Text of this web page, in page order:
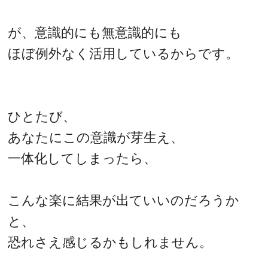
が、意識的にも無意識的にも
ほぼ例外なく活用しているからです。
ひとたび、
あなたにこの意識が芽生え、
一体化してしまったら、
こんな楽に結果が出ていいのだろうか
と、
恐れさえ感じるかもしれません。